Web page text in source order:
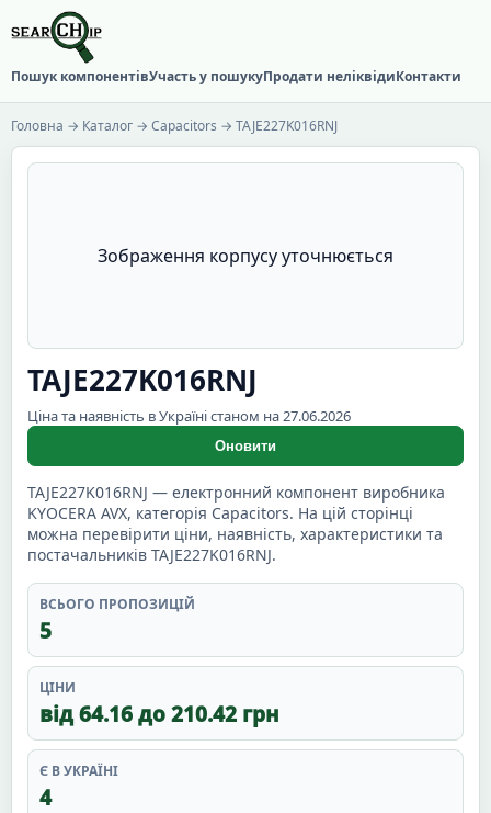
Пошук компонентівУчасть у пошукуПродати неліквідиКонтакти
Головна → Каталог → Capacitors → TAJE227K016RNJ
Зображення корпусу уточнюється
TAJE227K016RNJ
Ціна та наявність в Україні станом на 27.06.2026
Оновити
TAJE227K016RNJ — електронний компонент виробника
KYOCERA AVX, категорія Capacitors. На цій сторінці
можна перевірити ціни, наявність, характеристики та
постачальників TAJE227K016RNJ.
ВСЬОГО ПРОПОЗИЦІЙ
5
ЦІНИ
від 64.16 до 210.42 грн
Є В УКРАЇНІ
4